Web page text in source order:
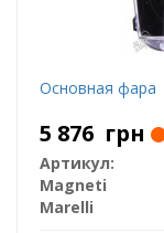
Основная фара
5 876 грн
Артикул:
Magneti
Marelli